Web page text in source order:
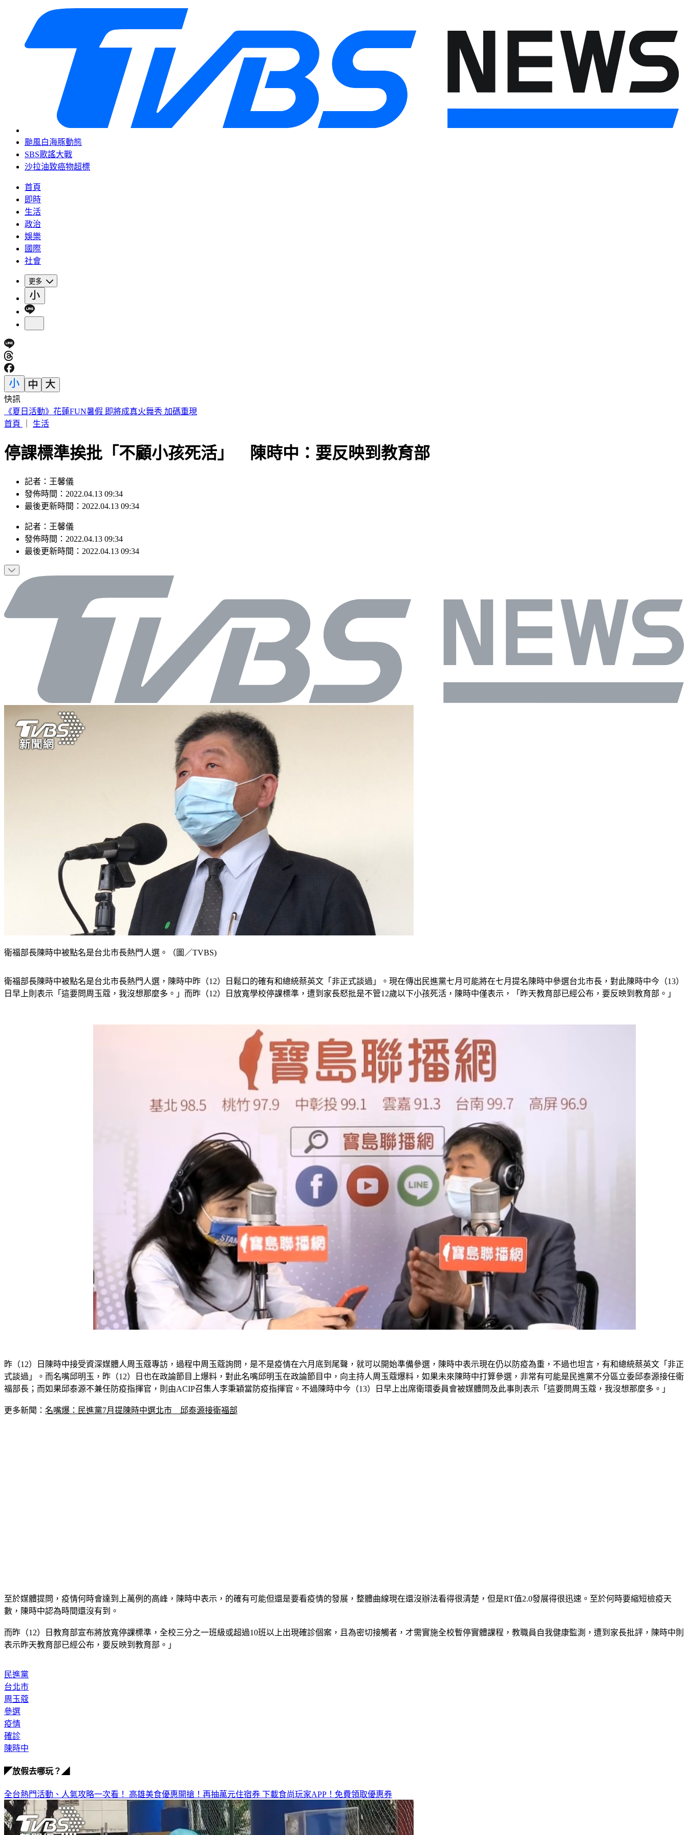
颱風白海豚動態
SBS歌謠大戰
沙拉油致癌物超標
首頁
即時
生活
政治
娛樂
國際
社會
更多
快訊
《夏日活動》花蓮FUN暑假 即將成真火舞秀 加碼重現
首頁
生活
停課標準挨批「不顧小孩死活」 陳時中：要反映到教育部
記者：王馨儀
發佈時間：2022.04.13 09:34
最後更新時間：2022.04.13 09:34
記者 ： 王馨儀
發佈時間： 2022.04.13 09:34
最後更新時間： 2022.04.13 09:34
衛福部長陳時中被點名是台北市長熱門人選。（圖／TVBS)
衛福部長陳時中被點名是台北市長熱門人選，陳時中昨（12）日鬆口的確有和總統蔡英文「非正式談過」。現在傳出民進黨七月可能將在七月提名陳時中參選台北市長，對此陳時中今（13）
日早上則表示「這要問周玉蔻，我沒想那麼多。」而昨（12）日放寬學校停課標準，遭到家長怒批是不管12歲以下小孩死活，陳時中僅表示，「昨天教育部已經公布，要反映到教育部。」
昨（12）日陳時中接受資深媒體人周玉蔻專訪，過程中周玉蔻詢問，是不是疫情在六月底到尾聲，就可以開始準備參選，陳時中表示現在仍以防疫為重，不過也坦言，有和總統蔡英文「非正
式談過」。而名嘴邱明玉，昨（12）日也在政論節目上爆料，對此名嘴邱明玉在政論節目中，向主持人周玉蔻爆料，如果未來陳時中打算參選，非常有可能是民進黨不分區立委邱泰源接任衛
福部長；而如果邱泰源不兼任防疫指揮官，則由ACIP召集人李秉穎當防疫指揮官。不過陳時中今（13）日早上出席衛環委員會被媒體問及此事則表示「這要問周玉蔻，我沒想那麼多。」
更多新聞： 名嘴爆：民進黨7月提陳時中選北市　邱泰源接衛福部
至於媒體提問，疫情何時會達到上萬例的高峰，陳時中表示，的確有可能但還是要看疫情的發展，整體曲線現在還沒辦法看得很清楚，但是RT值2.0發展得很迅速。至於何時要縮短檢疫天
數，陳時中認為時間還沒有到。
而昨（12）日教育部宣布將放寬停課標準，全校三分之一班級或超過10班以上出現確診個案，且為密切接觸者，才需實施全校暫停實體課程，教職員自我健康監測，遭到家長批評，陳時中則
表示昨天教育部已經公布，要反映到教育部。」
民進黨
台北市
周玉蔻
參選
疫情
確診
陳時中
◤放假去哪玩？◢
全台熱門活動、人氣攻略一次看！ 高雄美食優惠開搶！再抽萬元住宿券 下載食尚玩家APP！免費領取優惠券